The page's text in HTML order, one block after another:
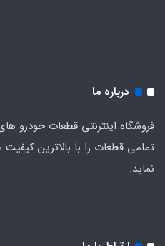
درباره ما
فروشگاه اینترنتی قطعات خودرو
تمامی قطعات را با بالاترین
نماید.